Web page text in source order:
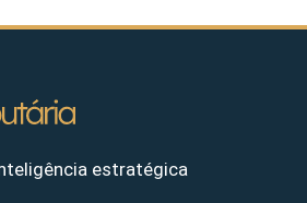
estratégica